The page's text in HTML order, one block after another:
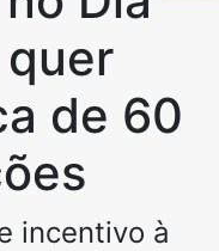
de 60
incentivo à